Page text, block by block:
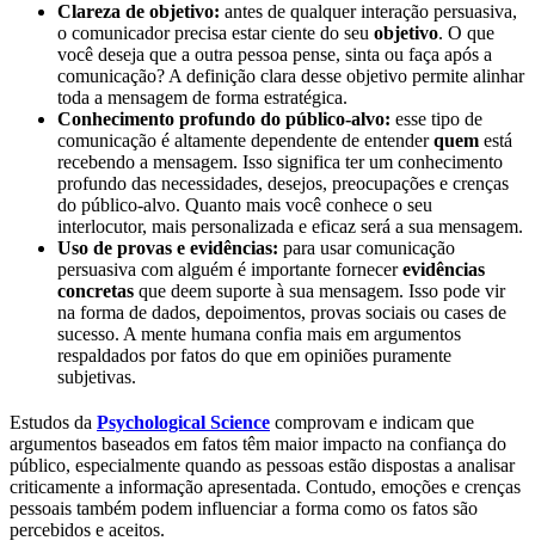
Clareza de objetivo: antes de qualquer interação persuasiva,
o comunicador precisa estar ciente do seu objetivo. O que
você deseja que a outra pessoa pense, sinta ou faça após a
comunicação? A definição clara desse objetivo permite alinhar
toda a mensagem de forma estratégica.
Conhecimento profundo do público-alvo: esse tipo de
comunicação é altamente dependente de entenderquem está
recebendo a mensagem. Isso significa ter um conhecimento
profundo das necessidades, desejos, preocupações e crenças
do público-alvo. Quanto mais você conhece o seu
interlocutor, mais personalizada e eficaz será a sua mensagem.
Uso de provas e evidências: para usar comunicação
persuasiva com alguém é importante fornecerevidências
concretas que deem suporte à sua mensagem. Isso pode vir
na forma de dados, depoimentos, provas sociais ou cases de
sucesso. A mente humana confia mais em argumentos
respaldados por fatos do que em opiniões puramente
subjetivas.
Estudos da Psychological Science comprovam e indicam que
argumentos baseados em fatos têm maior impacto na confiança do
público, especialmente quando as pessoas estão dispostas a analisar
criticamente a informação apresentada. Contudo, emoções e crenças
pessoais também podem influenciar a forma como os fatos são
percebidos e aceitos.